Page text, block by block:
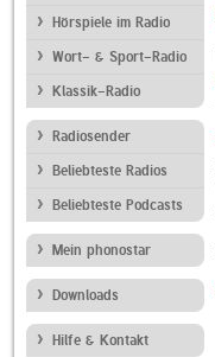
Hörspiele im Radio
Wort- & Sport-Radio
Klassik-Radio
Radiosender
Beliebteste Radios
Beliebteste Podcasts
Mein phonostar
Downloads
Hilfe & Kontakt